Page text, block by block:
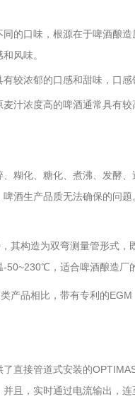
的口味，根源在于啤酒酿
风味。
较浓郁的口感和甜味，口
汁浓度高的啤酒通常具有
糊化、糖化、煮沸、发酵
酒生产品质无法确保的问
其构造为双弯测量管形式
50~230℃，适合啤酒酿造厂
产品相比，带有专利的
直接管道式安装的
且，实时通过电流输出，